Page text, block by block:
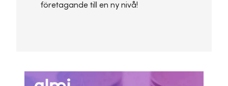
företagande till en ny nivå!